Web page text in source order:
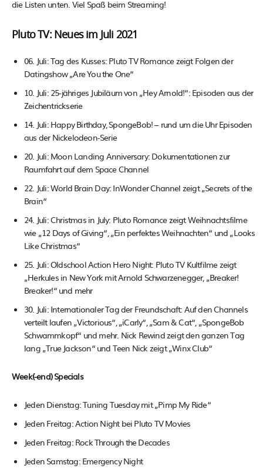
die Listen unten. Viel Spaß beim Streaming!
Pluto TV: Neues im Juli 2021
06. Juli: Tag des Kusses: Pluto TV Romance zeigt Folgen der
Datingshow „Are You the One“
10. Juli: 25-jähriges Jubiläum von „Hey Arnold!“: Episoden aus der
Zeichentrickserie
14. Juli: Happy Birthday, SpongeBob! – rund um die Uhr Episoden
aus der Nickelodeon-Serie
20. Juli: Moon Landing Anniversary: Dokumentationen zur
Raumfahrt auf dem Space Channel
22. Juli: World Brain Day: InWonder Channel zeigt „Secrets of the
Brain“
24. Juli: Christmas in July: Pluto Romance zeigt Weihnachtsfilme
wie „12 Days of Giving“, „Ein perfektes Weihnachten“ und „Looks
Like Christmas“
25. Juli: Oldschool Action Hero Night: Pluto TV Kultfilme zeigt
„Herkules in New York mit Arnold Schwarzenegger, „Breaker!
Breaker!“ und mehr
30. Juli: Internationaler Tag der Freundschaft: Auf den Channels
verteilt laufen „Victorious“, „iCarly“, „Sam & Cat“, „SpongeBob
Schwammkopf“ und mehr. Nick Rewind zeigt den ganzen Tag
lang „True Jackson“ und Teen Nick zeigt „Winx Club“
Week(-end) Specials
Jeden Dienstag: Tuning Tuesday mit „Pimp My Ride“
Jeden Freitag: Action Night bei Pluto TV Movies
Jeden Freitag: Rock Through the Decades
Jeden Samstag: Emergency Night